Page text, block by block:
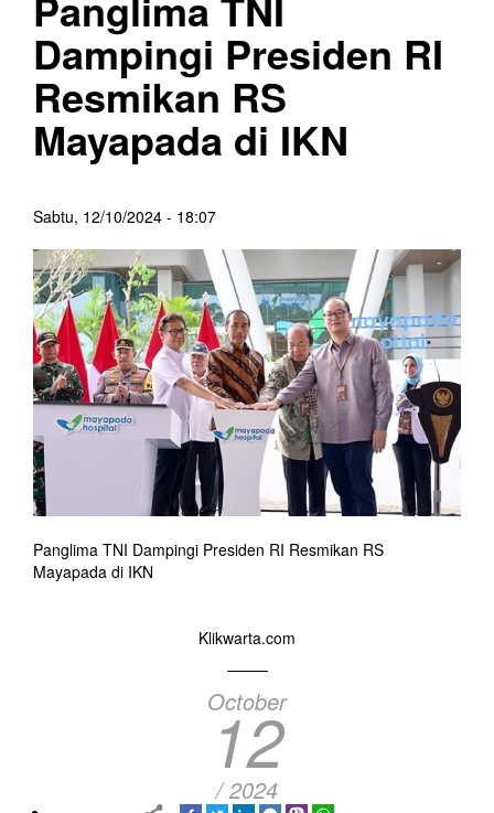
Dampingi Presiden RI
Resmikan RS
Mayapada di IKN
Sabtu, 12/10/2024 - 18:07
Panglima TNI Dampingi Presiden RI Resmikan RS
Mayapada di IKN
Klikwarta.com
October
12
/ 2024